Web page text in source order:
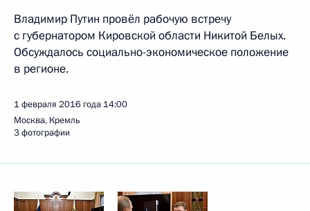
Владимир Путин провёл рабочую встречу
с губернатором Кировской области Никитой Белых.
Обсуждалось социально-экономическое положение
в регионе.
1 февраля 2016 года 14:00
Москва, Кремль
3 фотографии